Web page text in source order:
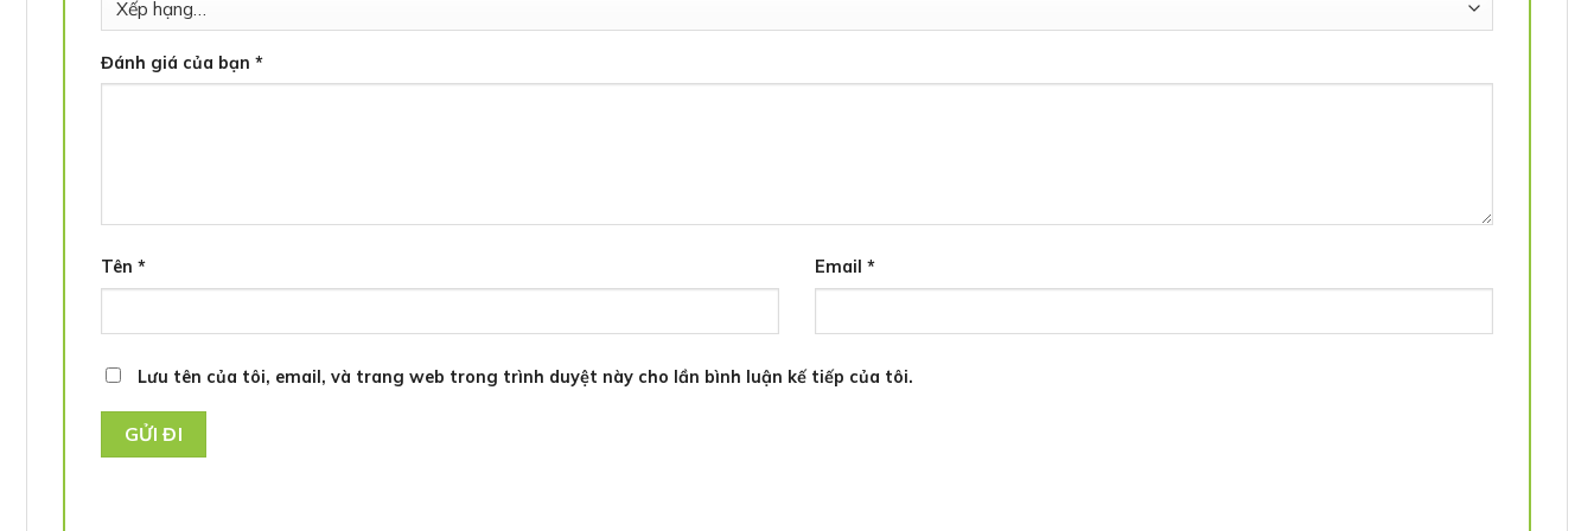
Đánh giá của bạn *
Tên * Email *
Lưu tên của tôi, email, và trang web trong trình duyệt này cho lần bình luận kế tiếp của tôi.